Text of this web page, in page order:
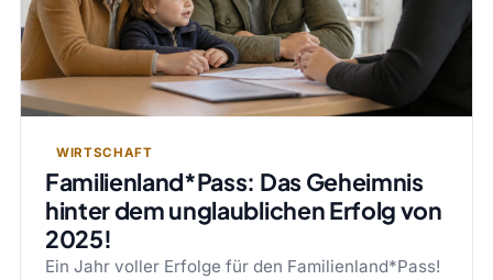
WIRTSCHAFT
Familienland*Pass: Das Geheimnis
hinter dem unglaublichen Erfolg von
2025!
Ein Jahr voller Erfolge für den Familienland*Pass!